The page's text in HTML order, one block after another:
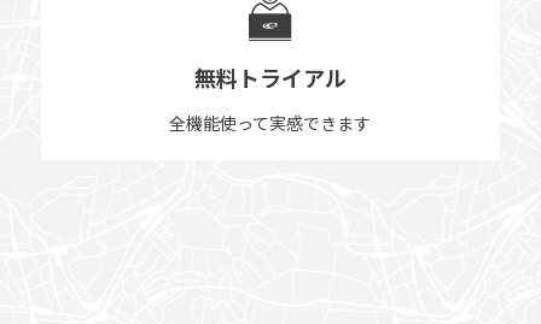
無料トライアル
全機能使って実感できます